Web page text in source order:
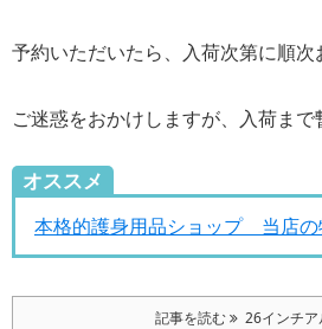
予約いただいたら、入荷次第に順次
ご迷惑をおかけしますが、入荷まで
オススメ
本格的護身用品ショップ 当店の
記事を読む 26インチア